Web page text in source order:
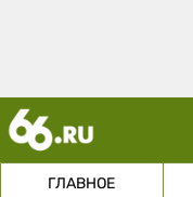
ГЛАВНОЕ